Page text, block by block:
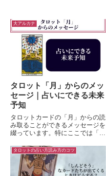
大アルカナ
タロット「月」からのメッ
セージ｜占いにできる未来
予知
タロットカードの「月」からの読
み取ることができるメッセージを
綴っています。特にここでは「占
言及しています。タロットの
「月」の読み方のバリエーション
としてご参考になれば嬉しいで
す。
タロットの占い方読み方のコツ